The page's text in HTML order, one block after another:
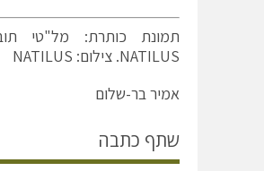
תמונת כותרת: מל"טי
NATILUS. צילום: NATILUS
אמיר בר-שלום
שתף כתבה